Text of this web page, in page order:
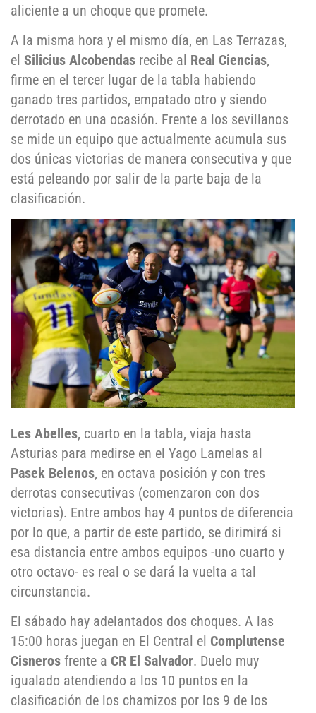
aliciente a un choque que promete.
A la misma hora y el mismo día, en Las Terrazas,
el Silicius Alcobendas recibe al Real Ciencias,
firme en el tercer lugar de la tabla habiendo
ganado tres partidos, empatado otro y siendo
derrotado en una ocasión. Frente a los sevillanos
se mide un equipo que actualmente acumula sus
dos únicas victorias de manera consecutiva y que
está peleando por salir de la parte baja de la
clasificación.
Les Abelles, cuarto en la tabla, viaja hasta
Asturias para medirse en el Yago Lamelas al
Pasek Belenos, en octava posición y con tres
derrotas consecutivas (comenzaron con dos
victorias). Entre ambos hay 4 puntos de diferencia
por lo que, a partir de este partido, se dirimirá si
esa distancia entre ambos equipos -uno cuarto y
otro octavo- es real o se dará la vuelta a tal
circunstancia.
El sábado hay adelantados dos choques. A las
15:00 horas juegan en El Central el Complutense
Cisneros frente a CR El Salvador. Duelo muy
igualado atendiendo a los 10 puntos en la
clasificación de los chamizos por los 9 de los